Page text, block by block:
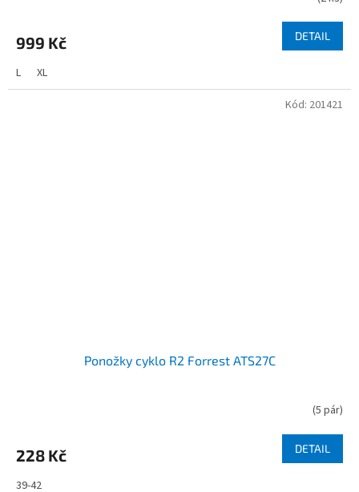
999 Kč DETAIL
L XL
Ponožky cyklo R2 Forrest ATS27C
(5 pár)
228 Kč DETAIL
39-42
Kód: 201421